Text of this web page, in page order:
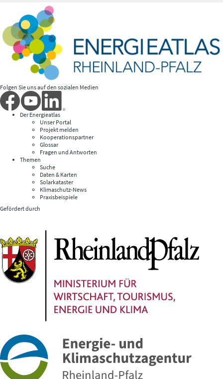
Folgen Sie uns auf den sozialen Medien
Der Energieatlas
Unser Portal
Projekt melden
Kooperationspartner
Glossar
Fragen und Antworten
Themen
Suche
Daten & Karten
Solarkataster
Klimaschutz-News
Praxisbeispiele
Gefördert durch